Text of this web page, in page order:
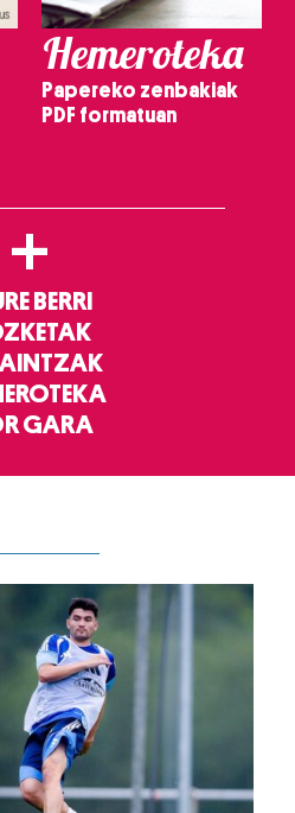
Hemeroteka
Papereko zenbakiak
PDF formatuan
+
BERRI
GARA